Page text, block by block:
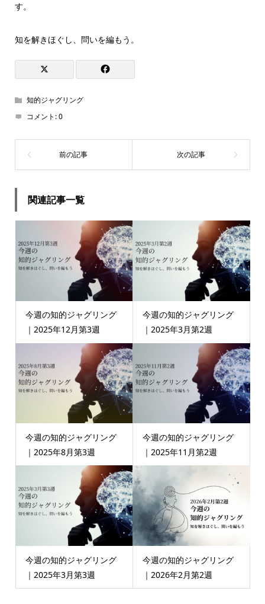
す。
知を解きほぐし、問いを編もう。
知的ジャグリング
コメント:0
関連記事一覧
今週の知的ジャグリング
｜2025年12月第3週
今週の知的ジャグリング
｜2025年3月第2週
今週の知的ジャグリング
｜2025年8月第3週
今週の知的ジャグリング
｜2025年11月第2週
今週の知的ジャグリング
｜2025年3月第3週
今週の知的ジャグリング
｜2026年2月第2週